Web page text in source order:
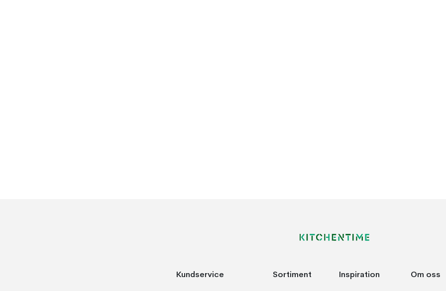
Kundservice Sortiment Inspiration Om oss